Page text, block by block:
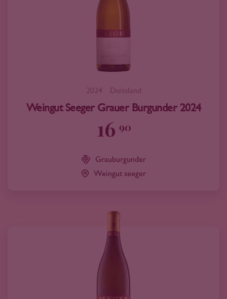
2024 Duitsland
Weingut Seeger Grauer Burgunder 2024
16 90
Grauburgunder
Weingut seeger